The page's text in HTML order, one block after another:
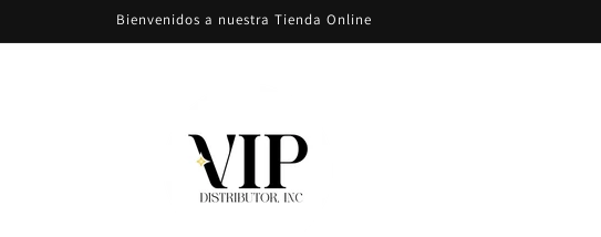
Bienvenidos a nuestra Tienda Online